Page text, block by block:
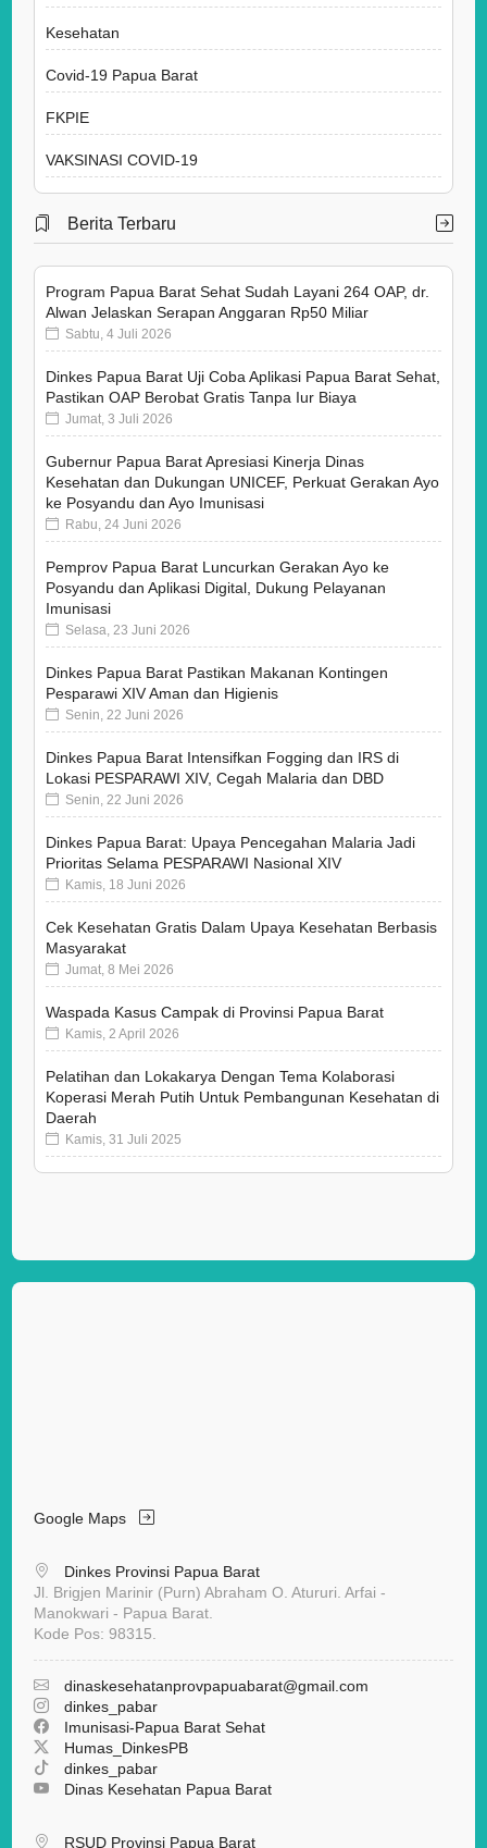
Kesehatan
Covid-19 Papua Barat
FKPIE
VAKSINASI COVID-19
Berita Terbaru
Program Papua Barat Sehat Sudah Layani 264 OAP, dr.
Alwan Jelaskan Serapan Anggaran Rp50 Miliar
Sabtu, 4 Juli 2026
Dinkes Papua Barat Uji Coba Aplikasi Papua Barat Sehat,
Pastikan OAP Berobat Gratis Tanpa Iur Biaya
Jumat, 3 Juli 2026
Gubernur Papua Barat Apresiasi Kinerja Dinas
Kesehatan dan Dukungan UNICEF, Perkuat Gerakan Ayo
ke Posyandu dan Ayo Imunisasi
Rabu, 24 Juni 2026
Pemprov Papua Barat Luncurkan Gerakan Ayo ke
Posyandu dan Aplikasi Digital, Dukung Pelayanan
Imunisasi
Selasa, 23 Juni 2026
Dinkes Papua Barat Pastikan Makanan Kontingen
Pesparawi XIV Aman dan Higienis
Senin, 22 Juni 2026
Dinkes Papua Barat Intensifkan Fogging dan IRS di
Lokasi PESPARAWI XIV, Cegah Malaria dan DBD
Senin, 22 Juni 2026
Dinkes Papua Barat: Upaya Pencegahan Malaria Jadi
Prioritas Selama PESPARAWI Nasional XIV
Kamis, 18 Juni 2026
Cek Kesehatan Gratis Dalam Upaya Kesehatan Berbasis
Masyarakat
Jumat, 8 Mei 2026
Waspada Kasus Campak di Provinsi Papua Barat
Kamis, 2 April 2026
Pelatihan dan Lokakarya Dengan Tema Kolaborasi
Koperasi Merah Putih Untuk Pembangunan Kesehatan di
Daerah
Kamis, 31 Juli 2025
Google Maps
Dinkes Provinsi Papua Barat
Jl. Brigjen Marinir (Purn) Abraham O. Atururi. Arfai -
Manokwari - Papua Barat.
Kode Pos: 98315.
dinaskesehatanprovpapuabarat@gmail.com
dinkes_pabar
Imunisasi-Papua Barat Sehat
Humas_DinkesPB
dinkes_pabar
Dinas Kesehatan Papua Barat
RSUD Provinsi Papua Barat